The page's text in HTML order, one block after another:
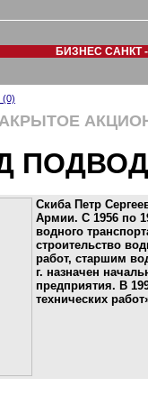
БИЗНЕС САНКТ
(0)
Скиба Петр
Армии. С 1956 по
водного
строительство
работ, старшим
г. назначен
предприятия. В
технических